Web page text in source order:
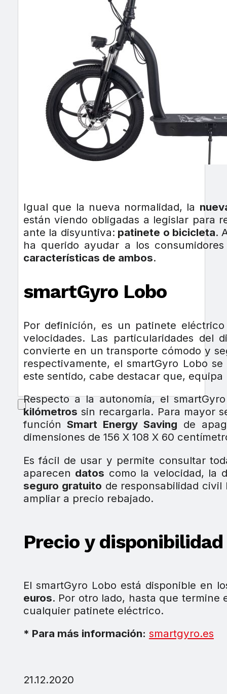
Igual que la nueva normalidad, la
están viendo obligadas a legislar para
ante la disyuntiva: patinete o bicicleta.
ha querido ayudar a los
características de ambos.
smartGyro Lobo
Por definición, es un patinete
velocidades. Las particularidades
convierte en un transporte cómodo y
respectivamente, el smartGyro Lobo
este sentido, cabe destacar que,
Respecto a la autonomía, el
kilómetros sin recargarla. Para mayor
función Smart Energy Saving de
dimensiones de 156 X 108 X 60
Es fácil de usar y permite consultar
aparecen datos como la velocidad, la
seguro gratuito de responsabilidad civil
ampliar a precio rebajado.
Precio y disponibilidad
El smartGyro Lobo está disponible en
euros. Por otro lado, hasta que termine
cualquier patinete eléctrico.
* Para más información: smartgyro.es
21.12.2020